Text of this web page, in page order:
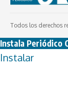
Todos los derechos
Instala Periódico
Instalar